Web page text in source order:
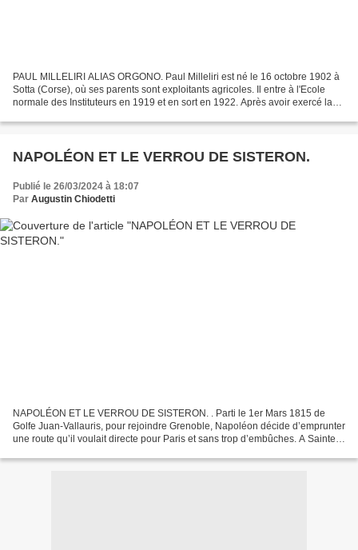
PAUL MILLELIRI ALIAS ORGONO. Paul Milleliri est né le 16 octobre 1902 à
Sotta (Corse), où ses parents sont exploitants agricoles. Il entre à l'Ecole
normale des Instituteurs en 1919 et en sort en 1922. Après avoir exercé la
NAPOLÉON ET LE VERROU DE SISTERON.
Publié le 26/03/2024 à 18:07
Par Augustin Chiodetti
NAPOLÉON ET LE VERROU DE SISTERON. . Parti le 1er Mars 1815 de
Golfe Juan-Vallauris, pour rejoindre Grenoble, Napoléon décide d’emprunter
une route qu’il voulait directe pour Paris et sans trop d’embûches. A Sainte-